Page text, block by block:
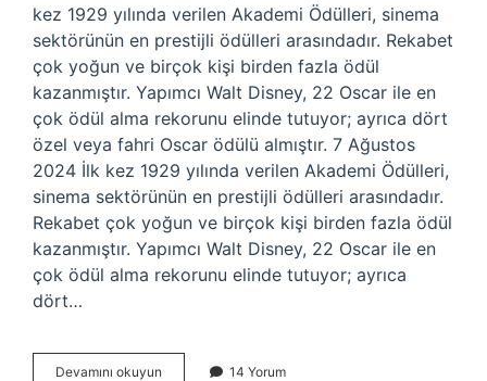
kez 1929 yılında verilen Akademi Ödülleri, sinema
sektörünün en prestijli ödülleri arasındadır. Rekabet
çok yoğun ve birçok kişi birden fazla ödül
kazanmıştır. Yapımcı Walt Disney, 22 Oscar ile en
çok ödül alma rekorunu elinde tutuyor; ayrıca dört
özel veya fahri Oscar ödülü almıştır. 7 Ağustos
2024 İlk kez 1929 yılında verilen Akademi Ödülleri,
sinema sektörünün en prestijli ödülleri arasındadır.
Rekabet çok yoğun ve birçok kişi birden fazla ödül
kazanmıştır. Yapımcı Walt Disney, 22 Oscar ile en
çok ödül alma rekorunu elinde tutuyor; ayrıca
dört…
Devamını okuyun 14 Yorum